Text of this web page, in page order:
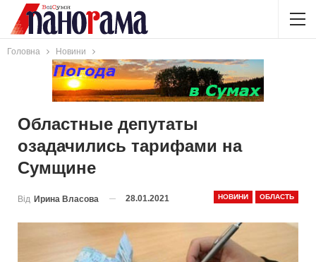
Головна Новини
Областные депутаты
озадачились тарифами на
Сумщине
НОВИНИ ОБЛАСТЬ
Від Ирина Власова 28.01.2021